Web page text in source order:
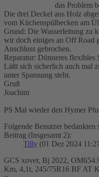
das Problem
Die drei Deckel aus Holz
vom Küchenspülbecken am
Grund: Die Wasserleitung zu
wir doch einiges an Off Road
Anschluss gebrochen.
Reparatur: Dünneres
Läßt sich sicherlich auch mal
unter Spannung steht.
Gruß
Joachim
PS Mal wieder den Hymer
Folgende Benutzer
Beitrag (Insgesamt 2):
Tilly (01 Dez 2024
GCS xover, Bj 2022,
Km, 4,1t, 245/75R16 BF AT